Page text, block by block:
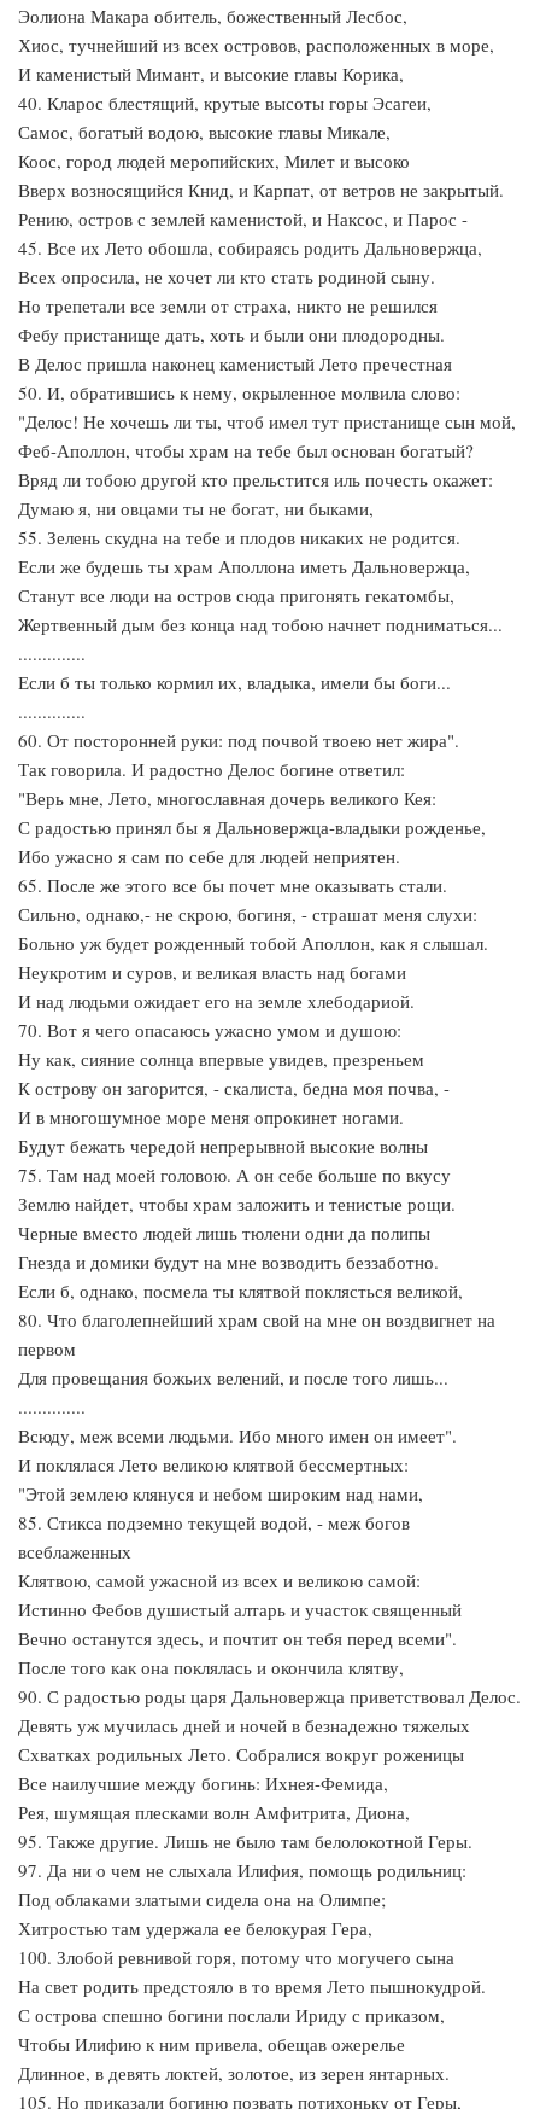
Эолиона Макара обитель, божественный Лесбос,
Хиос, тучнейший из всех островов, расположенных в море,
И каменистый Мимант, и высокие главы Корика,
40. Кларос блестящий, крутые высоты горы Эсагеи,
Самос, богатый водою, высокие главы Микале,
Коос, город людей меропийских, Милет и высоко
Вверх возносящийся Книд, и Карпат, от ветров не закрытый.
Рению, остров с землей каменистой, и Наксос, и Парос -
45. Все их Лето обошла, собираясь родить Дальновержца,
Всех опросила, не хочет ли кто стать родиной сыну.
Но трепетали все земли от страха, никто не решился
Фебу пристанище дать, хоть и были они плодородны.
В Делос пришла наконец каменистый Лето пречестная
50. И, обратившись к нему, окрыленное молвила слово:
"Делос! Не хочешь ли ты, чтоб имел тут пристанище сын мой,
Феб-Аполлон, чтобы храм на тебе был основан богатый?
Вряд ли тобою другой кто прельстится иль почесть окажет:
Думаю я, ни овцами ты не богат, ни быками,
55. Зелень скудна на тебе и плодов никаких не родится.
Если же будешь ты храм Аполлона иметь Дальновержца,
Станут все люди на остров сюда пригонять гекатомбы,
Жертвенный дым без конца над тобою начнет подниматься...
..............
Если б ты только кормил их, владыка, имели бы боги...
..............
60. От посторонней руки: под почвой твоею нет жира".
Так говорила. И радостно Делос богине ответил:
"Верь мне, Лето, многославная дочерь великого Кея:
С радостью принял бы я Дальновержца-владыки рожденье,
Ибо ужасно я сам по себе для людей неприятен.
65. После же этого все бы почет мне оказывать стали.
Сильно, однако,- не скрою, богиня, - страшат меня слухи:
Больно уж будет рожденный тобой Аполлон, как я слышал.
Неукротим и суров, и великая власть над богами
И над людьми ожидает его на земле хлебодариой.
70. Вот я чего опасаюсь ужасно умом и душою:
Ну как, сияние солнца впервые увидев, презреньем
К острову он загорится, - скалиста, бедна моя почва, -
И в многошумное море меня опрокинет ногами.
Будут бежать чередой непрерывной высокие волны
75. Там над моей головою. А он себе больше по вкусу
Землю найдет, чтобы храм заложить и тенистые рощи.
Черные вместо людей лишь тюлени одни да полипы
Гнезда и домики будут на мне возводить беззаботно.
Если б, однако, посмела ты клятвой поклясться великой,
80. Что благолепнейший храм свой на мне он воздвигнет на
первом
Для провещания божьих велений, и после того лишь...
..............
Всюду, меж всеми людьми. Ибо много имен он имеет".
И поклялася Лето великою клятвой бессмертных:
"Этой землею клянуся и небом широким над нами,
85. Стикса подземно текущей водой, - меж богов
всеблаженных
Клятвою, самой ужасной из всех и великою самой:
Истинно Фебов душистый алтарь и участок священный
Вечно останутся здесь, и почтит он тебя перед всеми".
После того как она поклялась и окончила клятву,
90. С радостью роды царя Дальновержца приветствовал Делос.
Девять уж мучилась дней и ночей в безнадежно тяжелых
Схватках родильных Лето. Собралися вокруг роженицы
Все наилучшие между богинь: Ихнея-Фемида,
Рея, шумящая плесками волн Амфитрита, Диона,
95. Также другие. Лишь не было там белолокотной Геры.
97. Да ни о чем не слыхала Илифия, помощь родильниц:
Под облаками златыми сидела она на Олимпе;
Хитростью там удержала ее белокурая Гера,
100. Злобой ревнивой горя, потому что могучего сына
На свет родить предстояло в то время Лето пышнокудрой.
С острова спешно богини послали Ириду с приказом,
Чтобы Илифию к ним привела, обещав ожерелье
Длинное, в девять локтей, золотое, из зерен янтарных.
105. Но приказали богиню позвать потихоньку от Геры,